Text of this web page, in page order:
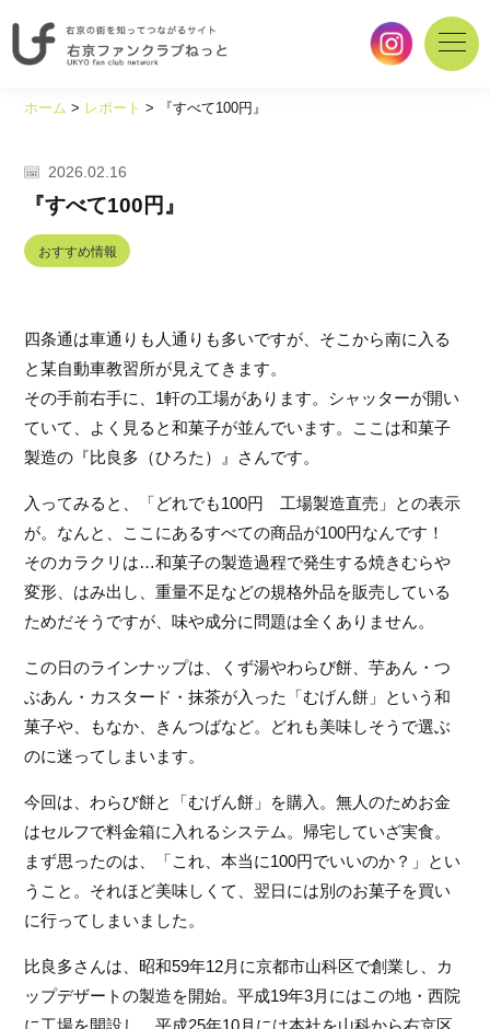
を
て
る
イ
右
フ
ァ
ン
ク
ラ
ブ
っ
と
ホーム > レポート > 『すべて100円』
2026.02.16
『すべて100円』
おすすめ情報
四条通は車通りも人通りも多いですが、そこから南に入る
と某自動車教習所が見えてきます。
その手前右手に、1軒の工場があります。シャッターが開い
ていて、よく見ると和菓子が並んでいます。ここは和菓子
製造の『比良多（ひろた）』さんです。
入ってみると、「どれでも100円　工場製造直売」との表示
が。なんと、ここにあるすべての商品が100円なんです！
そのカラクリは…和菓子の製造過程で発生する焼きむらや
変形、はみ出し、重量不足などの規格外品を販売している
ためだそうですが、味や成分に問題は全くありません。
この日のラインナップは、くず湯やわらび餅、芋あん・つ
ぶあん・カスタード・抹茶が入った「むげん餅」という和
菓子や、もなか、きんつばなど。どれも美味しそうで選ぶ
のに迷ってしまいます。
今回は、わらび餅と「むげん餅」を購入。無人のためお金
はセルフで料金箱に入れるシステム。帰宅していざ実食。
まず思ったのは、「これ、本当に100円でいいのか？」とい
うこと。それほど美味しくて、翌日には別のお菓子を買い
に行ってしまいました。
比良多さんは、昭和59年12月に京都市山科区で創業し、カ
ップデザートの製造を開始。平成19年3月にはこの地・西院